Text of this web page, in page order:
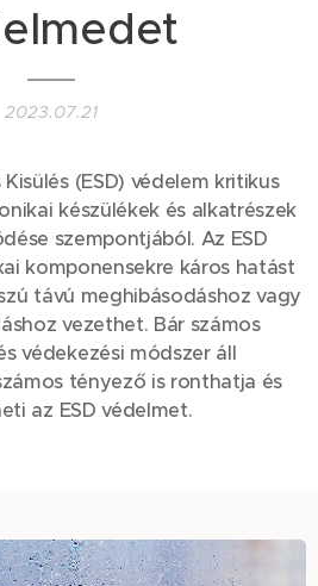
2023.07.21
(ESD) védelem kritikus
készülékek és alkatrészek
szempontjából. Az ESD
komponensekre káros hatást
távú meghibásodáshoz vagy
vezethet. Bár számos
védekezési módszer áll
tényező is ronthatja és
az ESD védelmet.